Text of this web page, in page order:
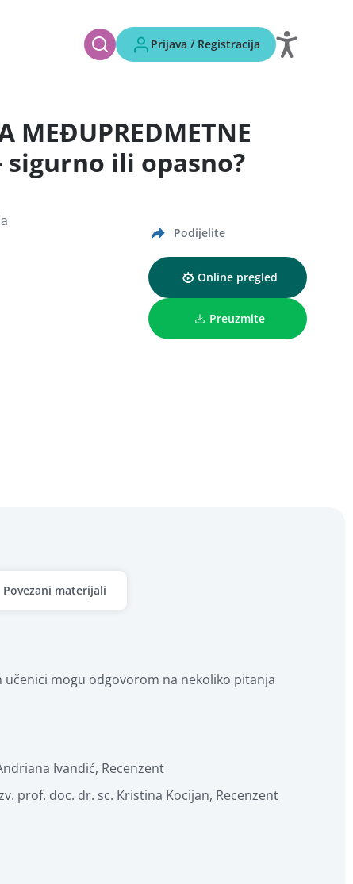
Prijava / Registracija
MEĐUPREDMETNE
sigurno ili opasno?
Podijelite
Online pregled
Preuzmite
Povezani materijali
mogu odgovorom na nekoliko pitanja
Ivandić, Recenzent
prof. doc. dr. sc. Kristina Kocijan, Recenzent